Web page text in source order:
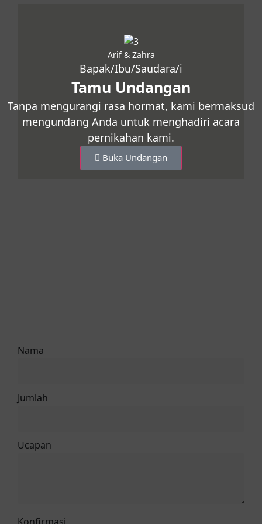
Nama
Jumlah
Ucapan
Arif & Zahra
Bapak/Ibu/Saudara/i
Tamu Undangan
Tanpa mengurangi rasa hormat, kami bermaksud
mengundang Anda untuk menghadiri acara
pernikahan kami.
Buka Undangan